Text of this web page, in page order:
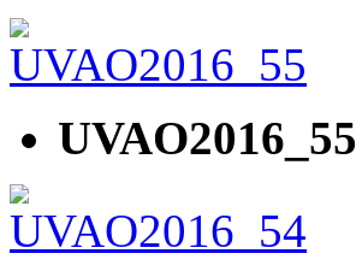
UVAO2016_55